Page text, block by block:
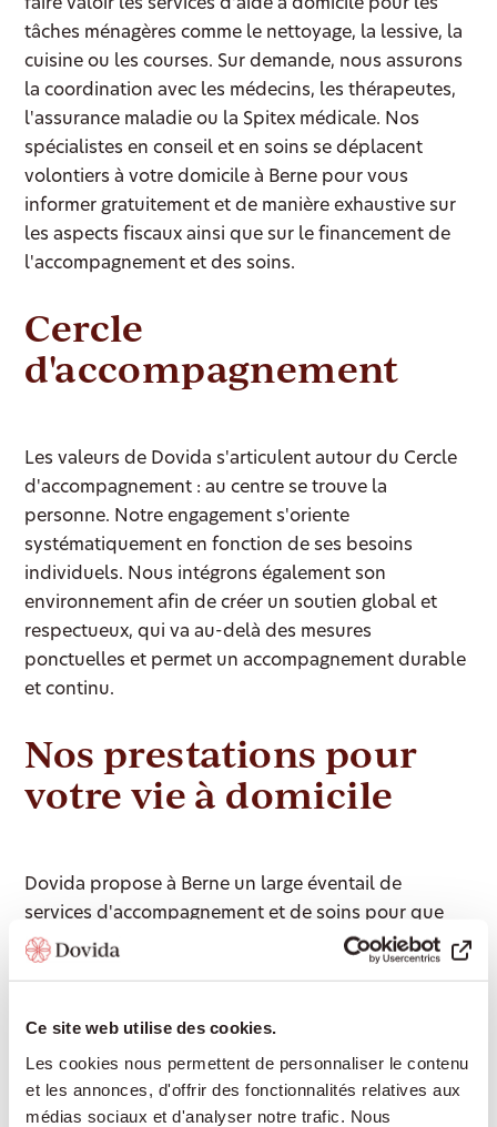
Ce site web utilise des cookies.
Les cookies nous permettent de personnaliser le contenu
et les annonces, d'offrir des fonctionnalités relatives aux
médias sociaux et d'analyser notre trafic. Nous
faire valoir les services d'aide à domicile pour les
tâches ménagères comme le nettoyage, la lessive, la
cuisine ou les courses. Sur demande, nous assurons
la coordination avec les médecins, les thérapeutes,
l'assurance maladie ou la Spitex médicale. Nos
spécialistes en conseil et en soins se déplacent
volontiers à votre domicile à Berne pour vous
informer gratuitement et de manière exhaustive sur
les aspects fiscaux ainsi que sur le financement de
l'accompagnement et des soins.
Cercle
d'accompagnement
Les valeurs de Dovida s'articulent autour du Cercle
d'accompagnement : au centre se trouve la
personne. Notre engagement s'oriente
systématiquement en fonction de ses besoins
individuels. Nous intégrons également son
environnement afin de créer un soutien global et
respectueux, qui va au-delà des mesures
ponctuelles et permet un accompagnement durable
et continu.
Nos prestations pour
votre vie à domicile
Dovida propose à Berne un large éventail de
services d'accompagnement et de soins pour que
vous puissiez vivre le plus longtemps possible de
Présence et compagnie :conversations
partagées, lecture à voix haute, jeux, partage de
souvenirs – pour favoriser le lien social et lutter